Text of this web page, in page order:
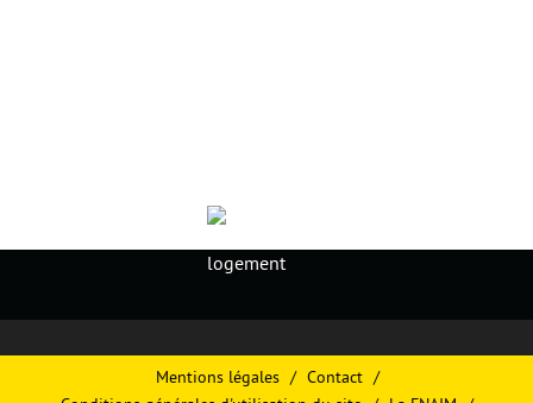
Mentions légales
Contact